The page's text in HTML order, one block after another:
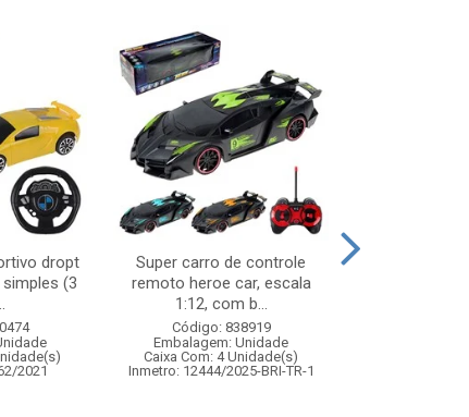
dropt
(3
2021
Super carro de controle
remoto heroe car, escala
1:12, com b...
Código: 838919
Embalagem: Unidade
Caixa Com: 4 Unidade(s)
Inmetro: 12444/2025-BRI-TR-1